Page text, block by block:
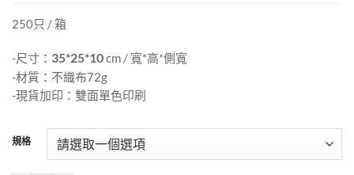
NT$1,500
到
250只 / 箱
-尺寸： 35*25*10cm / 寬*高*側寬
-材質：不織布72g
-現貨加印：雙面單色印刷
規格